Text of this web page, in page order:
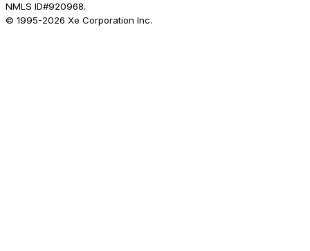
NMLS ID#920968.
© 1995-2026 Xe Corporation Inc.